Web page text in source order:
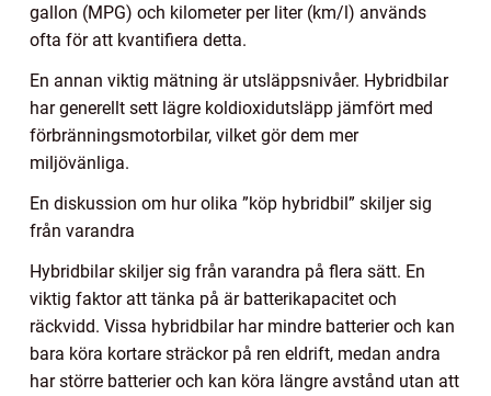
gallon (MPG) och kilometer per liter (km/l) används
ofta för att kvantifiera detta.
En annan viktig mätning är utsläppsnivåer. Hybridbilar
har generellt sett lägre koldioxidutsläpp jämfört med
förbränningsmotorbilar, vilket gör dem mer
miljövänliga.
En diskussion om hur olika ”köp hybridbil” skiljer sig
från varandra
Hybridbilar skiljer sig från varandra på flera sätt. En
viktig faktor att tänka på är batterikapacitet och
räckvidd. Vissa hybridbilar har mindre batterier och kan
bara köra kortare sträckor på ren eldrift, medan andra
har större batterier och kan köra längre avstånd utan att